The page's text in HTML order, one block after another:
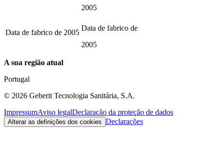
2005
Data de fabrico de 2005
Data de fabrico de
2005
A sua região atual
Portugal
© 2026 Geberit Tecnologia Sanitária, S.A.
ImpressumAviso legalDeclaração da proteção de dados
Alterar as definições dos cookies Declarações